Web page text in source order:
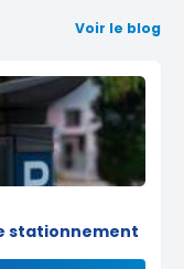
Voir le blog
stationnement